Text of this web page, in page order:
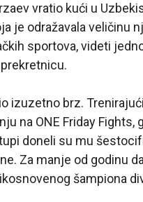
vratio kući u
je odražavala veličinu
sportova, videti
izuzetno brz.
na ONE Friday
doneli su mu
Za manje od godinu
šampiona